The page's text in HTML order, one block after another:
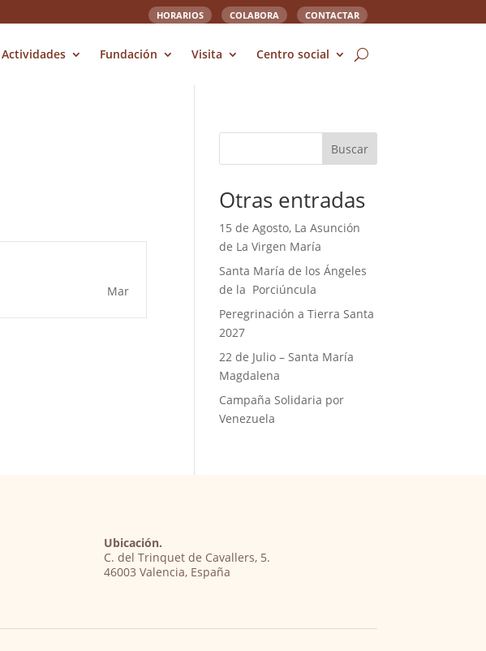
HORARIOS COLABORA CONTACTAR
Actividades Fundación Visita Centro social
Mar
Buscar
Otras entradas
15 de Agosto, La Asunción
de La Virgen María
Santa María de los Ángeles
de la Porciúncula
Peregrinación a Tierra Santa
2027
22 de Julio – Santa María
Magdalena
Campaña Solidaria por
Venezuela
Ubicación.
C. del Trinquet de Cavallers, 5.
46003 Valencia, España